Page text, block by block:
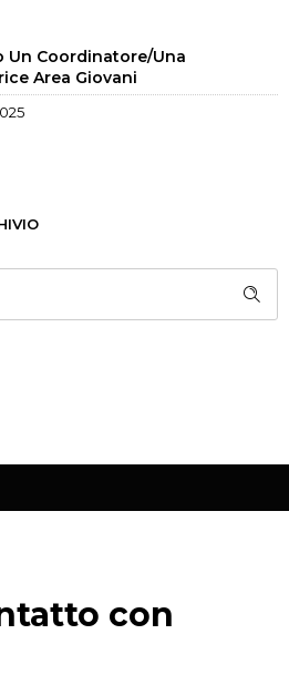
Un Coordinatore/una
Area Giovani
con